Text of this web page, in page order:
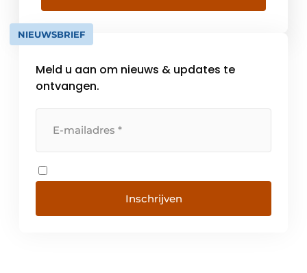
NIEUWSBRIEF
Meld u aan om nieuws & updates te
ontvangen.
Inschrijven